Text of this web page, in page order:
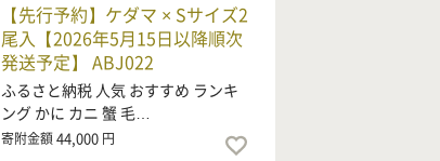
【先行予約】ケダマ × Sサイズ2
尾入【2026年5月15日以降順次
発送予定】 ABJ022
ふるさと納税 人気 おすすめ ランキ
ング かに カニ 蟹 毛…
寄附金額44,000 円